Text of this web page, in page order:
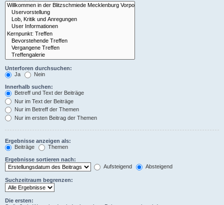
Unterforen durchsuchen:
Ja
Nein
Innerhalb suchen:
Betreff und Text der Beiträge
Nur im Text der Beiträge
Nur im Betreff der Themen
Nur im ersten Beitrag der Themen
Ergebnisse anzeigen als:
Beiträge
Themen
Ergebnisse sortieren nach:
Aufsteigend
Absteigend
Suchzeitraum begrenzen:
Die ersten: